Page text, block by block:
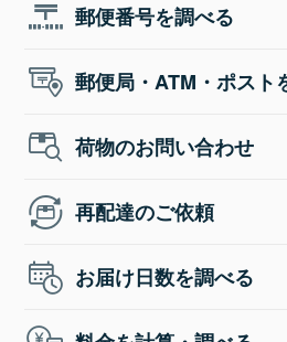
郵便番号を調べる
郵便局・ATM・ポスト
荷物のお問い合わせ
再配達のご依頼
お届け日数を調べる